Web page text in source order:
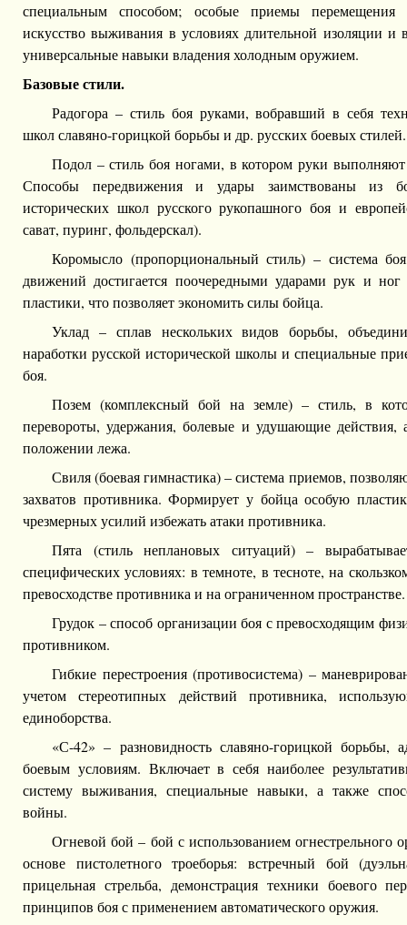
специальным способом; особые приемы перемещения
искусство выживания в условиях длительной изоляции и
универсальные навыки владения холодным оружием.
Базовые стили.
Радогора – стиль боя руками, вобравший в себя
школ славяно-горицкой борьбы и др. русских боевых стилей.
Подол – стиль боя ногами, в котором руки
Способы передвижения и удары заимствованы из
исторических школ русского рукопашного боя и
сават, пуринг, фольдерскал).
Коромысло (пропорциональный стиль) – система
движений достигается поочередными ударами рук и
пластики, что позволяет экономить силы бойца.
Уклад – сплав нескольких видов борьбы,
наработки русской исторической школы и специальные
боя.
Позем (комплексный бой на земле) – стиль, в
перевороты, удержания, болевые и удушающие действия,
положении лежа.
Свиля (боевая гимнастика) – система приемов,
захватов противника. Формирует у бойца особую
чрезмерных усилий избежать атаки противника.
Пята (стиль неплановых ситуаций) –
специфических условиях: в темноте, в тесноте, на
превосходстве противника и на ограниченном пространстве.
Грудок – способ организации боя с превосходящим
противником.
Гибкие перестроения (противосистема) –
учетом стереотипных действий противника,
единоборства.
«С-42» – разновидность славяно-горицкой борьбы,
боевым условиям. Включает в себя наиболее
систему выживания, специальные навыки, а также
войны.
Огневой бой – бой с использованием огнестрельного
основе пистолетного троеборья: встречный бой
прицельная стрельба, демонстрация техники боевого
принципов боя с применением автоматического оружия.